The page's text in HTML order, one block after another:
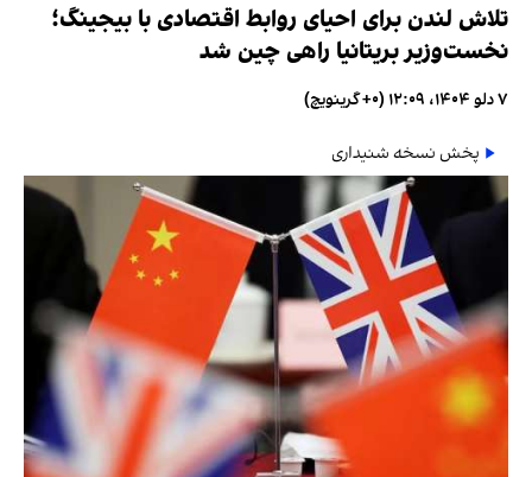
تلاش لندن برای احیای روابط اقتصادی با بیجینگ؛
نخست‌وزیر بریتانیا راهی چین شد
۷ دلو ۱۴۰۴، ۱۲:۰۹ (‎+۰ گرینویچ)
پخش نسخه شنیداری